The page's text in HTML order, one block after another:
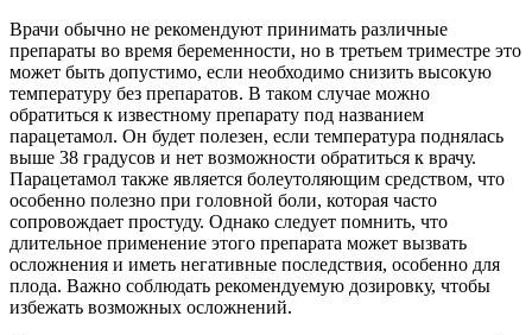
Врачи обычно не рекомендуют принимать различные
препараты во время беременности, но в третьем триместре это
может быть допустимо, если необходимо снизить высокую
температуру без препаратов. В таком случае можно
обратиться к известному препарату под названием
парацетамол. Он будет полезен, если температура поднялась
выше 38 градусов и нет возможности обратиться к врачу.
Парацетамол также является болеутоляющим средством, что
особенно полезно при головной боли, которая часто
сопровождает простуду. Однако следует помнить, что
длительное применение этого препарата может вызвать
осложнения и иметь негативные последствия, особенно для
плода. Важно соблюдать рекомендуемую дозировку, чтобы
избежать возможных осложнений.